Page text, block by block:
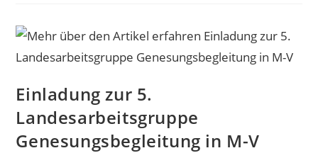
Einladung zur 5.
Landesarbeitsgruppe
Genesungsbegleitung in M-V